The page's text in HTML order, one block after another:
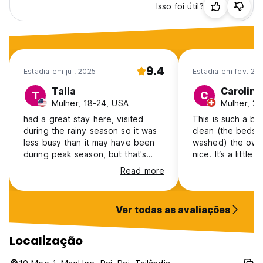
Isso foi útil?
Estadia em jul. 2025 9.4
T Talia
Mulher, 18-24, USA
had a great stay here, visited
during the rainy season so it was
less busy than it may have been
during peak season, but that's
exactly what i was looking for. the
common area has mats tables and
hammocks and is always open, but
friend. the rooms have a fan which
was more than enough for the
heat since it's a very open area,
good air flow. clean, shared
bathrooms, a kitchen area, and a
Read more
Estadia em fev.
C Caroline
Mulher,
This is such a
clean (the
washed) the
nice. It‘s a little bit outside from
say is cats and
walking on top
Ver todas as avaliações
Localização